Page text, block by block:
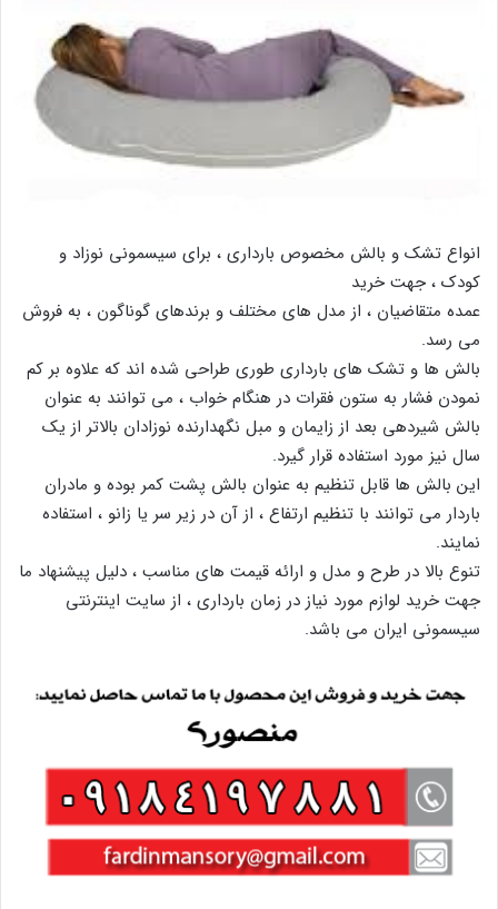
انواع تشک و بالش مخصوص بارداری ، برای سیسمونی نوزاد و
کودک ، جهت خرید
عمده متقاضیان ، از مدل های مختلف و برندهای گوناگون ، به فروش
می رسد.
بالش ها و تشک های بارداری طوری طراحی شده اند که علاوه بر کم
نمودن فشار به ستون فقرات در هنگام خواب ، می توانند به عنوان
بالش شیردهی بعد از زایمان و مبل نگهدارنده نوزادان بالاتر از یک
سال نیز مورد استفاده قرار گیرد.
این بالش ها قابل تنظیم به عنوان بالش پشت کمر بوده و مادران
باردار می توانند با تنظیم ارتفاع ، از آن در زیر سر یا زانو ، استفاده
نمایند.
تنوع بالا در طرح و مدل و ارائه قیمت های مناسب ، دلیل پیشنهاد ما
جهت خرید لوازم مورد نیاز در زمان بارداری ، از سایت اینترنتی
سیسمونی ایران می باشد.